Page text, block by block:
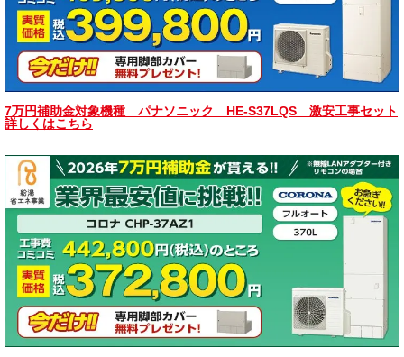
7万円補助金対象機種 パナソニック HE-S37LQS 激安工事セット
詳しくはこちら